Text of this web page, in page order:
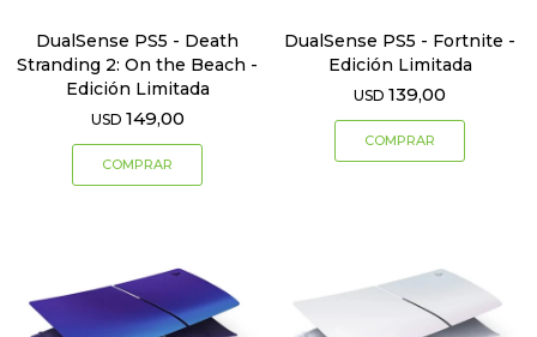
DualSense PS5 - Death
Stranding 2: On the Beach -
Edición Limitada
USD 149,00
DualSense PS5 - Fortnite -
Edición Limitada
USD 139,00